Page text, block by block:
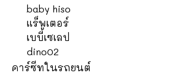
baby hiso
แร็พเตอร์
เบบี้เซเลป
dino02
คาร์ซีทในรถยนต์